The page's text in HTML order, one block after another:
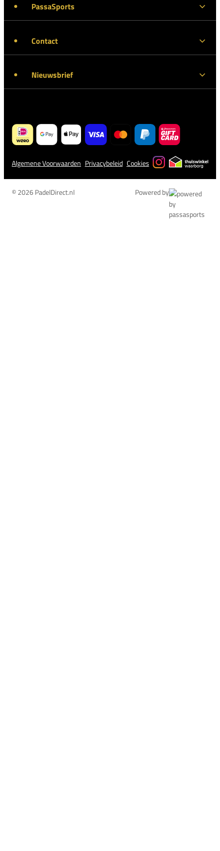
PassaSports
Contact
Nieuwsbrief
Algemene Voorwaarden Privacybeleid Cookies
© 2026 PadelDirect.nl Powered by